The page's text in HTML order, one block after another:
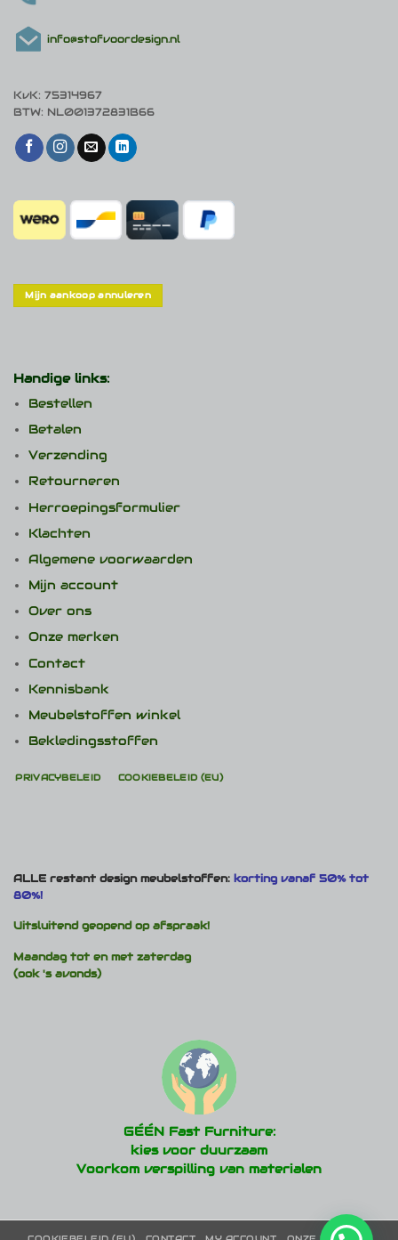
info@stofvoordesign.nl
KvK: 75314967
BTW: NL001372831B66
Mijn aankoop annuleren
Handige links:
Bestellen
Betalen
Verzending
Retourneren
Herroepingsformulier
Klachten
Algemene voorwaarden
Mijn account
Over ons
Onze merken
Contact
Kennisbank
Meubelstoffen winkel
Bekledingsstoffen
PRIVACYBELEID COOKIEBELEID (EU)
ALLE restant design meubelstoffen: korting vanaf 50% tot
80%!
Uitsluitend geopend op afspraak!
Maandag tot en met zaterdag
(ook 's avonds)
GÉÉN Fast Furniture:
kies voor duurzaam
Voorkom verspilling van materialen